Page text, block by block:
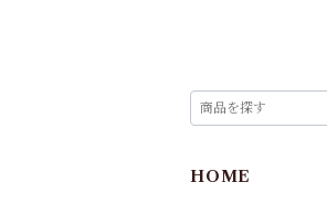
HOME